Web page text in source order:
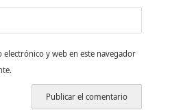
y web en este navegador